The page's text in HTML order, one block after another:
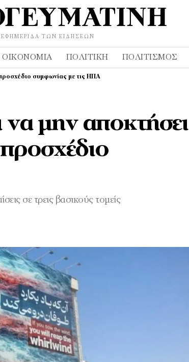
ΕΦΗΜΕΡΊΔΑ ΤΩΝ ΕΙΔΉΣΕΩΝ
ΟΙΚΟΝΟΜΊΑ ΠΟΛΙΤΙΚΉ ΠΟΛΙΤΙΣΜΌΣ
συμφωνίας με τις ΗΠΑ
να μην αποκτήσει
σε τρεις βασικούς τομείς